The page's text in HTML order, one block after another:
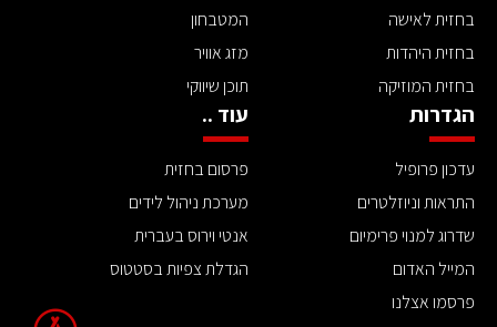
בחזית לאישה
בחזית היהדות
בחזית המוזיקה
המטבחון
מזג אוויר
תוכן שיווקי
הגדרות
עדכון פרופיל
התראות וניוזלטרים
שדרוג למנוי פרימיום
המייל האדום
פרסמו אצלנו
עוד ..
פרסום בחזית
מערכת ניהול לידים
אנטי וירוס בעברית
הגדלת צפיות בסטטוס